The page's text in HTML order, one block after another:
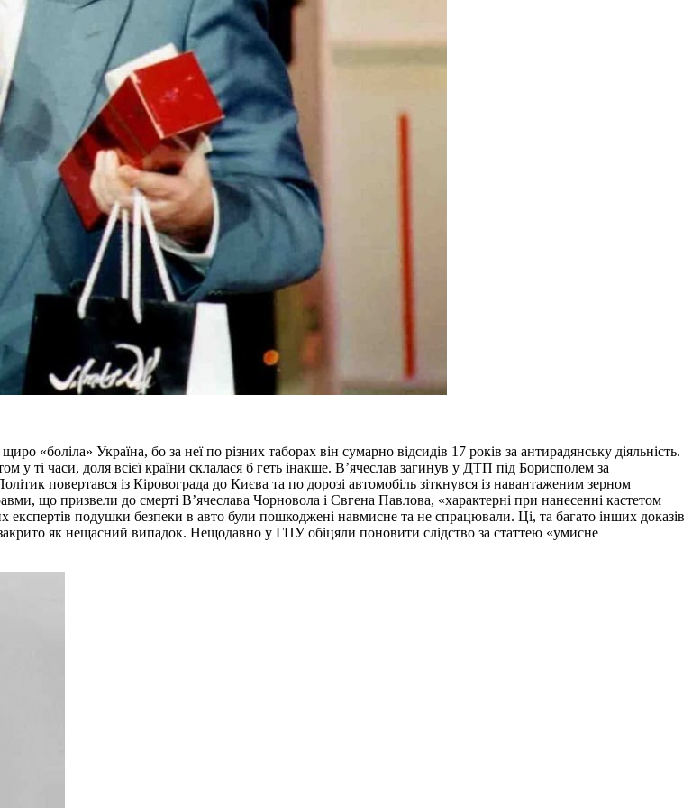
«боліла» Україна, бо за неї по різних таборах він сумарно відсидів 17 років за антирадянську діяльність.
у ті часи, доля всієї країни склалася б геть інакше. В’ячеслав загинув у ДТП під Борисполем за
повертався із Кіровограда до Києва та по дорозі автомобіль зіткнувся із навантаженим зерном
що призвели до смерті В’ячеслава Чорновола і Євгена Павлова, «характерні при нанесенні кастетом
подушки безпеки в авто були пошкоджені навмисне та не спрацювали. Ці, та багато інших доказів
як нещасний випадок. Нещодавно у ГПУ обіцяли поновити слідство за статтею «умисне